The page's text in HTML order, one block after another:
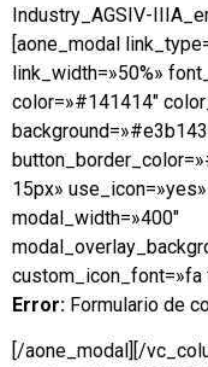
Industry_AGSIV-
[aone_modal
link_width=»50%»
color=»#141414″
15px»
modal_width=»400″
custom_icon_font=»fa
Error: Formulario de
[/aone_modal][/